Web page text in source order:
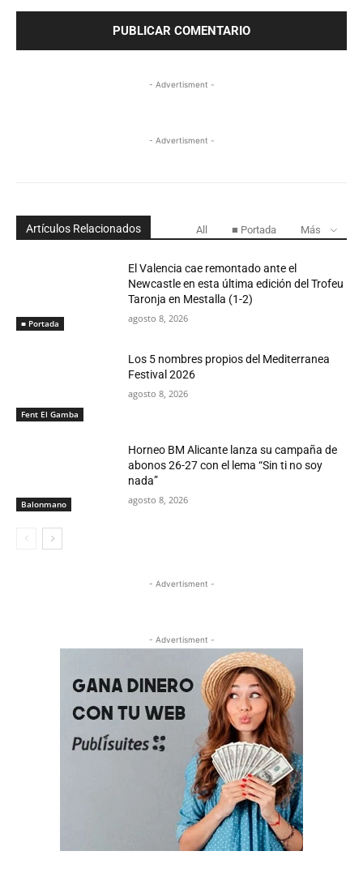
- Advertisment -
- Advertisment -
Artículos Relacionados All ■ Portada Más
■ Portada
El Valencia cae remontado ante el
Newcastle en esta última edición del Trofeu
Taronja en Mestalla (1-2)
agosto 8, 2026
Fent El Gamba
Los 5 nombres propios del Mediterranea
Festival 2026
agosto 8, 2026
Balonmano
Horneo BM Alicante lanza su campaña de
abonos 26-27 con el lema “Sin ti no soy
nada”
agosto 8, 2026
- Advertisment -
- Advertisment -